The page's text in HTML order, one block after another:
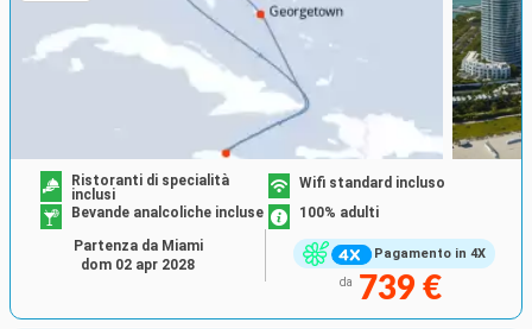
Pagamento in 4X
Ristoranti di specialità
inclusi
Wifi standard incluso
Bevande analcoliche incluse
100% adulti
da 739 €
Partenza da Miami
dom 02 apr 2028